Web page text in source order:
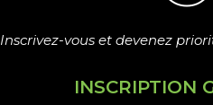
Inscrivez-vous et devenez
INSCRIPTION